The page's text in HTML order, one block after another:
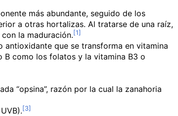
más abundante, seguido de los
a otras hortalizas. Al tratarse de una raíz,
la maduración.
que se transforma en vitamina
B como los folatos y la vitamina B3 o
“opsina”, razón por la cual la zanahoria
UVB).